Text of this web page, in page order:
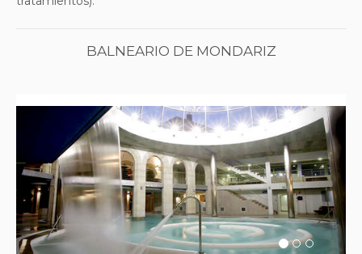
BALNEARIO DE MONDARIZ
Previous Next